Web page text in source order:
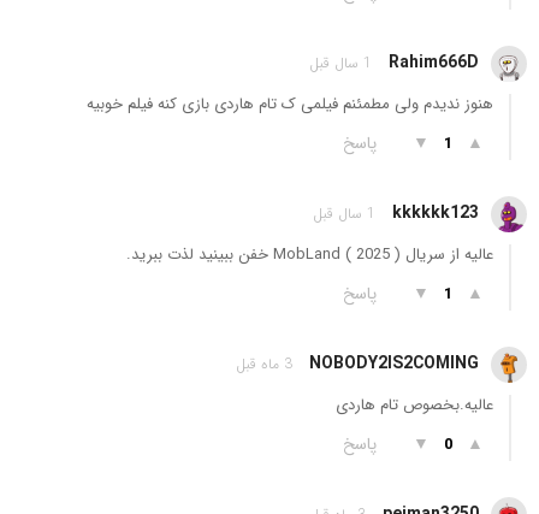
Rahim666D 1 سال قبل
هنوز ندیدم ولی مطمئنم فیلمی ک تام هاردی بازی کنه فیلم خوبیه
▲
1
▼ پاسخ
kkkkkk123 1 سال قبل
عالیه از سریال MobLand ( 2025 ) خفن ببینید لذت ببرید.
▲
1
▼ پاسخ
NOBODY2IS2COMING 3 ماه قبل
عالیه.بخصوص تام هاردی
▲
0
▼ پاسخ